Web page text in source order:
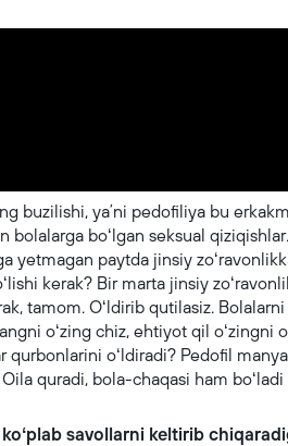
buzilishi, yaʼni pedofiliya bu
bolalarga boʻlgan seksual
yetmagan paytda jinsiy
kerak? Bir marta jinsiy
tamom. Oʻldirib qutilasiz.
oʻzing chiz, ehtiyot qil oʻzingni
qurbonlarini oʻldiradi? Pedofil
quradi, bola-chaqasi ham
savollarni keltirib